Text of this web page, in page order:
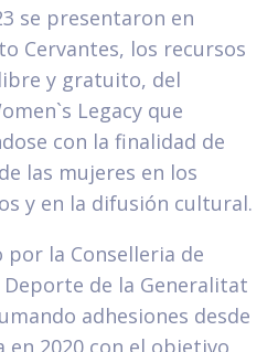
se presentaron en
Cervantes, los recursos
y gratuito, del
Legacy que
con la finalidad de
las mujeres en los
y en la difusión cultural.
la Conselleria de
Deporte de la Generalitat
adhesiones desde